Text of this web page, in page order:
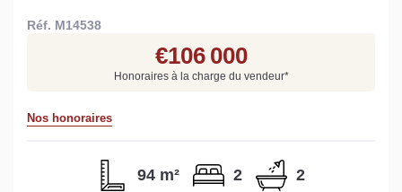
Estimez votre bien en ligne.
en quelques clics.
Réf. M14538
€106 000
Honoraires à la charge du vendeur*
Nos honoraires
94 m² 2 2